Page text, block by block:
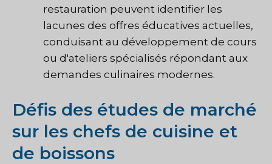
restauration peuvent identifier les
lacunes des offres éducatives actuelles,
conduisant au développement de cours
ou d'ateliers spécialisés répondant aux
demandes culinaires modernes.
Défis des études de marché
sur les chefs de cuisine et
de boissons